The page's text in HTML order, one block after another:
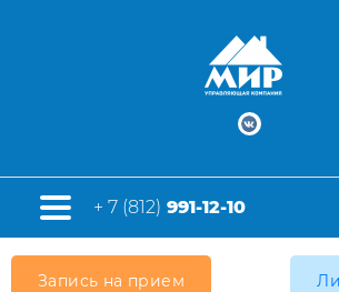
+ 7 (812) 991-12-10
Запись на прием